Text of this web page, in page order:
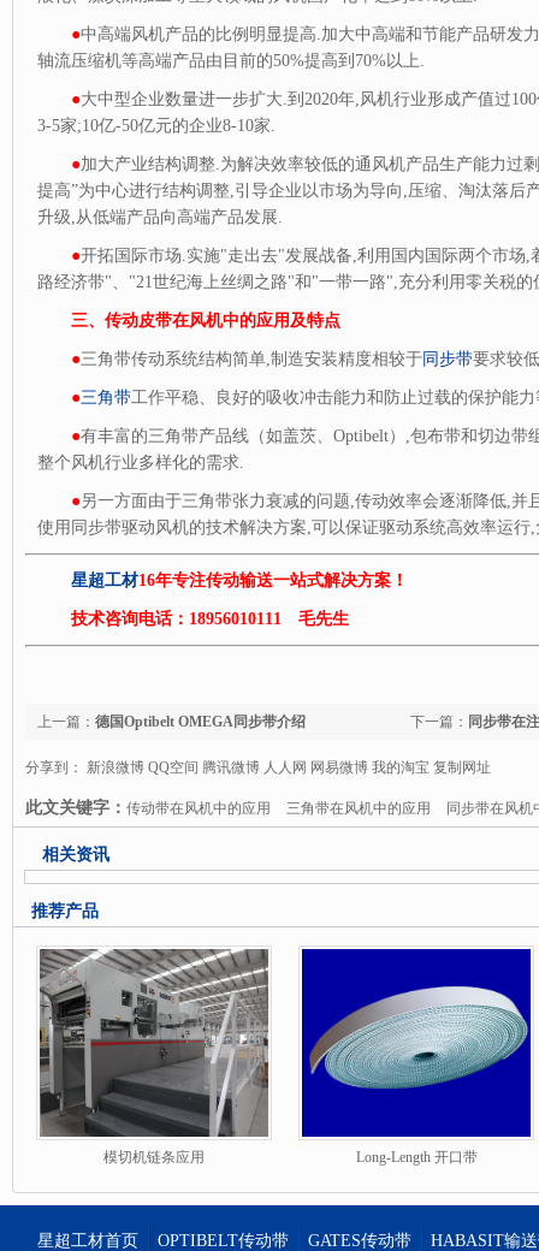
●中高端风机产品的比例明显提高.加大中高端和节能产品研发
轴流压缩机等高端产品由目前的50%提高到70%以上.
●大中型企业数量进一步扩大.到2020年,风机行业形成产值过
3-5家;10亿-50亿元的企业8-10家.
●加大产业结构调整.为解决效率较低的通风机产品生产能力过
提高”为中心进行结构调整,引导企业以市场为导向,压缩、淘汰落后
升级,从低端产品向高端产品发展.
●开拓国际市场.实施"走出去"发展战备,利用国内国际两个市场
路经济带"、"21世纪海上丝绸之路"和"一带一路",充分利用零关税
三、传动皮带在风机中的应用及特点
●三角带传动系统结构简单,制造安装精度相较于 同步带要求较
●三角带工作平稳、良好的吸收冲击能力和防止过载的保护能
●有丰富的三角带产品线（如盖茨、Optibelt）,包布带和切边带
整个风机行业多样化的需求.
●另一方面由于三角带张力衰减的问题,传动效率会逐渐降低,并
使用同步带驱动风机的技术解决方案,可以保证驱动系统高效率运行
星超工材16年专注传动输送一站式解决方案！
技术咨询电话：18956010111 毛先生
下一篇： 同步带在
上一篇： 德国Optibelt OMEGA同步带介绍
分享到： 新浪微博 QQ空间 腾讯微博 人人网 网易微博 我的淘宝 复制网址
此文关键字： 传动带在风机中的应用 三角带在风机中的应用 同步带在风机
相关资讯
推荐产品
模切机链条应用 Long-Length 开口带
星超工材首页 OPTIBELT传动带 GATES传动带 HABASIT输